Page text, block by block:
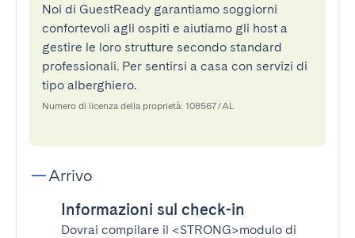
Noi di GuestReady garantiamo soggiorni
confortevoli agli ospiti e aiutiamo gli host a
gestire le loro strutture secondo standard
professionali. Per sentirsi a casa con servizi di
tipo alberghiero.
Numero di licenza della proprietà: 108567/AL
Arrivo
Informazioni sul check-in
Dovrai compilare il <STRONG>modulo di